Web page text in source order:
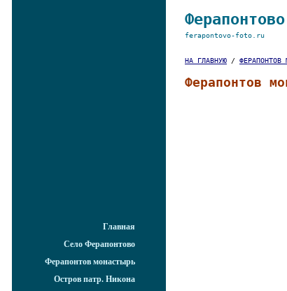
Главная
Село Ферапонтово
Ферапонтов монастырь
Остров патр. Никона
ferapontovo-foto.ru
НА ГЛАВНУЮ / ФЕРАПОНТОВ
Ферапонтов